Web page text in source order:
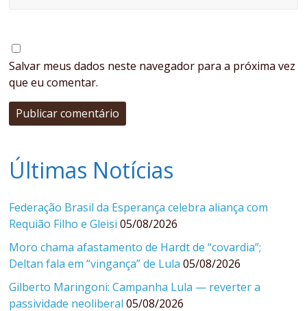
Salvar meus dados neste navegador para a próxima vez
que eu comentar.
Últimas Notícias
Federação Brasil da Esperança celebra aliança com
Requião Filho e Gleisi 05/08/2026
Moro chama afastamento de Hardt de “covardia”;
Deltan fala em “vingança” de Lula 05/08/2026
Gilberto Maringoni: Campanha Lula — reverter a
passividade neoliberal 05/08/2026